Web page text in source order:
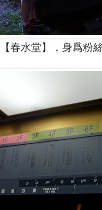
春水堂】，身爲粉